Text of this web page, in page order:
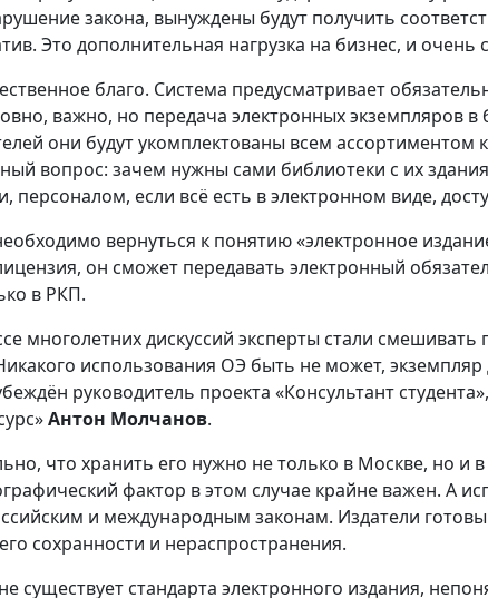
закона, вынуждены будут получить
Это дополнительная нагрузка на бизнес, и очень
благо. Система предусматривает
важно, но передача электронных экземпляров в
они будут укомплектованы всем
вопрос: зачем нужны сами библиотеки с их
персоналом, если всё есть в электронном виде,
вернуться к понятию «электронное
он сможет передавать электронный
в РКП.
многолетних дискуссий эксперты стали смешивать
использования ОЭ быть не может,
руководитель проекта «Консультант
Антон Молчанов.
что хранить его нужно не только в Москве, но и
фактор в этом случае крайне важен. А
и международным законам. Издатели
сохранности и нераспространения.
существует стандарта электронного издания,